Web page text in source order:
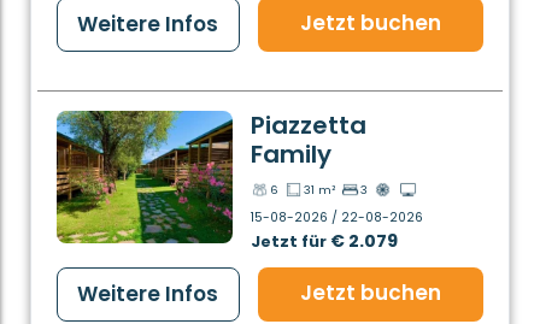
Weitere Infos Jetzt buchen
Piazzetta
Family
6 31 m² 3
15-08-2026 / 22-08-2026
Jetzt für € 2.079
Weitere Infos Jetzt buchen